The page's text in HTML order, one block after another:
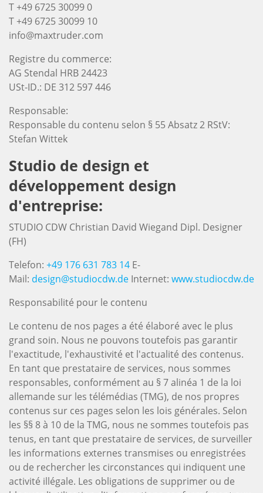
T +49 6725 30099 0
T +49 6725 30099 10
info@maxtruder.com
Registre du commerce:
AG Stendal HRB 24423
USt-ID.: DE 312 597 446
Responsable:
Responsable du contenu selon § 55 Absatz 2 RStV:
Stefan Wittek
Studio de design et
développement design
d'entreprise:
STUDIO CDW Christian David Wiegand Dipl. Designer
(FH)
Telefon: +49 176 631 783 14 E-
Mail: design@studiocdw.de Internet: www.studiocdw.de
Responsabilité pour le contenu
Le contenu de nos pages a été élaboré avec le plus
grand soin. Nous ne pouvons toutefois pas garantir
l'exactitude, l'exhaustivité et l'actualité des contenus.
En tant que prestataire de services, nous sommes
responsables, conformément au § 7 alinéa 1 de la loi
allemande sur les télémédias (TMG), de nos propres
contenus sur ces pages selon les lois générales. Selon
les §§ 8 à 10 de la TMG, nous ne sommes toutefois pas
tenus, en tant que prestataire de services, de surveiller
les informations externes transmises ou enregistrées
ou de rechercher les circonstances qui indiquent une
activité illégale. Les obligations de supprimer ou de